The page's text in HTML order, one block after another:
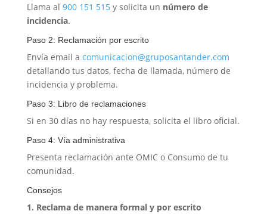
Llama al 900 151 515y solicita un número de
incidencia.
Paso 2: Reclamación por escrito
Envía email a comunicacion@gruposantander.com
detallando tus datos, fecha de llamada, número de
incidencia y problema.
Paso 3: Libro de reclamaciones
Si en 30 días no hay respuesta, solicita el libro oficial.
Paso 4: Vía administrativa
Presenta reclamación ante OMIC o Consumo de tu
comunidad.
Consejos
1. Reclama de manera formal y por escrito